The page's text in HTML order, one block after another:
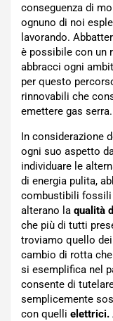
conseguenza di
ognuno di noi
lavorando.
è possibile con un
abbracci ogni
per questo
rinnovabili che
emettere gas serra.
In considerazione
ogni suo aspetto
individuare le
di energia pulita,
combustibili fossili
alterano la qualità
che più di tutti
troviamo quello
cambio di rotta
si esemplifica nel
consente di
semplicemente
con quelli elettrici.